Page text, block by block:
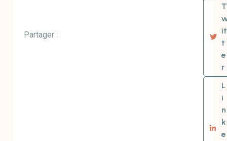
Partager :
T
it
t
e
r
L
i
n
k
e